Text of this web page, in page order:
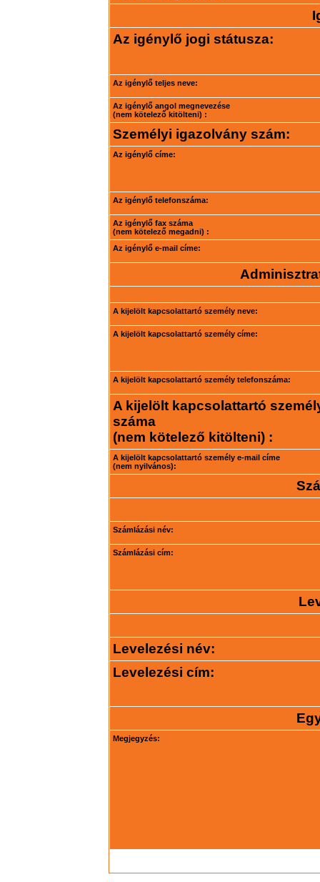
Az igénylő jogi státusza:
Az igénylő teljes neve:
Az igénylő angol megnevezése
(nem kötelező kitölteni) :
Személyi igazolvány szám:
Az igénylő címe:
Az igénylő telefonszáma:
Az igénylő fax száma
(nem kötelező megadni) :
Az igénylő e-mail címe:
A kijelölt kapcsolattartó személy neve:
A kijelölt kapcsolattartó személy címe:
A kijelölt kapcsolattartó személy telefonszáma:
A kijelölt kapcsolattartó
száma
(nem kötelező kitölteni) :
A kijelölt kapcsolattartó személy e-mail címe
(nem nyilvános):
Számlázási név:
Számlázási cím:
Levelezési név:
Levelezési cím:
Megjegyzés: